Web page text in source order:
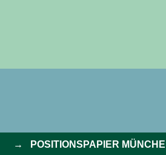
→ POSITIONSPAPIER